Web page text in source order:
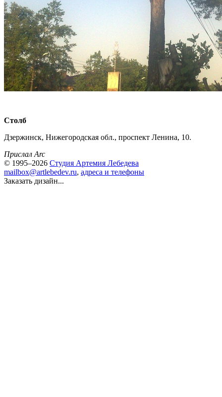
Столб
Дзержинск, Нижегородская обл., проспект Ленина, 10.
Прислал Arc
© 1995–2026 Студия Артемия Лебедева
mailbox@artlebedev.ru, адреса и телефоны
Заказать дизайн...